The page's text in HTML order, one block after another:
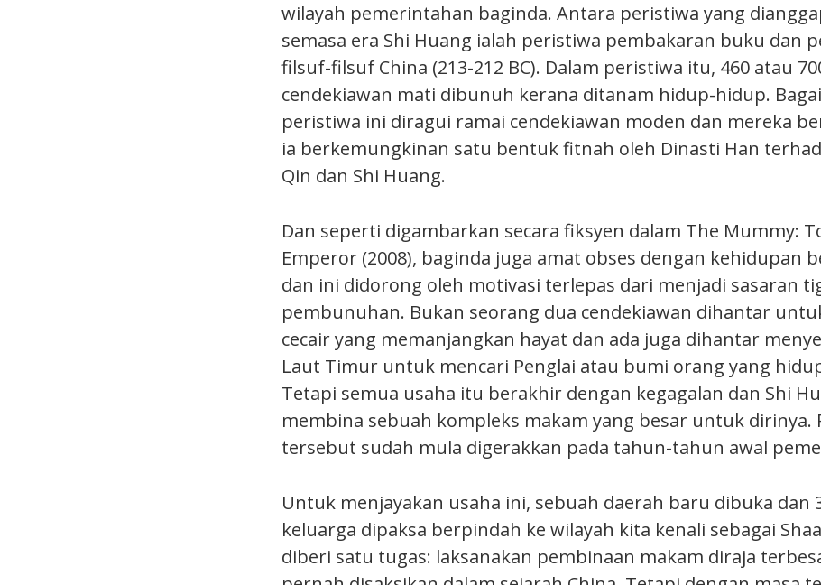
wilayah pemerintahan baginda. Antara peristiwa yang
semasa era Shi Huang ialah peristiwa pembakaran buku dan
filsuf-filsuf China (213-212 BC). Dalam peristiwa itu, 460 atau
cendekiawan mati dibunuh kerana ditanam hidup-hidup.
peristiwa ini diragui ramai cendekiawan moden dan mereka
ia berkemungkinan satu bentuk fitnah oleh Dinasti Han
Qin dan Shi Huang.
Dan seperti digambarkan secara fiksyen dalam The Mummy:
Emperor (2008), baginda juga amat obses dengan kehidupan
dan ini didorong oleh motivasi terlepas dari menjadi sasaran
pembunuhan. Bukan seorang dua cendekiawan dihantar
cecair yang memanjangkan hayat dan ada juga dihantar
Laut Timur untuk mencari Penglai atau bumi orang yang
Tetapi semua usaha itu berakhir dengan kegagalan dan Shi
membina sebuah kompleks makam yang besar untuk dirinya.
tersebut sudah mula digerakkan pada tahun-tahun awal
Untuk menjayakan usaha ini, sebuah daerah baru dibuka dan
keluarga dipaksa berpindah ke wilayah kita kenali sebagai
diberi satu tugas: laksanakan pembinaan makam diraja